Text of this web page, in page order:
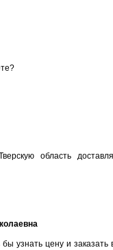
область
бы узнать цену и